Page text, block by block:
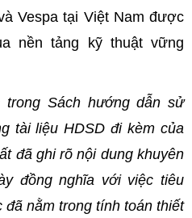
Vespa tại Việt Nam được
nền tảng kỹ thuật vững
trong Sách hướng dẫn sử
tài liệu HDSD đi kèm của
đã ghi rõ nội dung khuyên
đồng nghĩa với việc tiêu
đã nằm trong tính toán thiết